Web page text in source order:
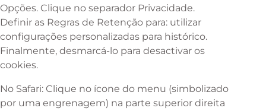
Opções. Clique no separador Privacidade.
Definir as Regras de Retenção para: utilizar
configurações personalizadas para histórico.
Finalmente, desmarcá-lo para desactivar os
cookies.
No Safari: Clique no ícone do menu (simbolizado
por uma engrenagem) na parte superior direita